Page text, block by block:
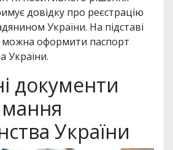
довідку про реєстрацію
України. На підставі
можна оформити паспорт
України.
документи
України